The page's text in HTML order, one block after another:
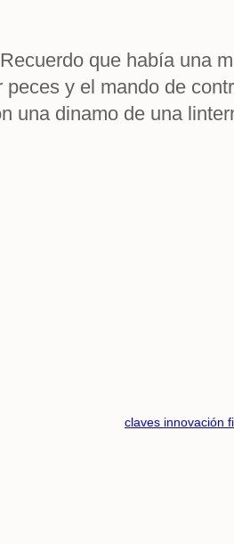
que había una
y el mando de
una dinamo de una
claves innovación